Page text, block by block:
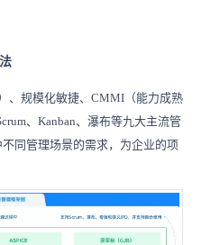
、规模化敏捷、CMMI（能力成熟
、Kanban、瀑布等九大主流管
同管理场景的需求，为企业的项